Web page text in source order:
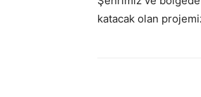
katacak olan